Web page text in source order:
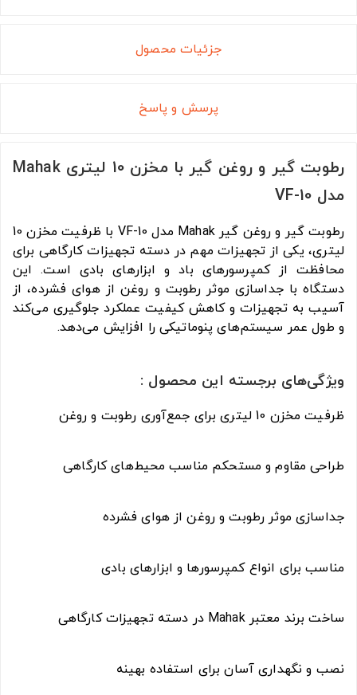
جزئیات محصول
پرسش و پاسخ
رطوبت گیر و روغن گیر با مخزن 10 لیتری Mahak
مدل VF-10
رطوبت گیر و روغن گیر Mahak مدل VF-10 با ظرفیت مخزن 10
لیتری، یکی از تجهیزات مهم در دسته تجهیزات کارگاهی برای
محافظت از کمپرسورهای باد و ابزارهای بادی است. این
دستگاه با جداسازی موثر رطوبت و روغن از هوای فشرده، از
آسیب به تجهیزات و کاهش کیفیت عملکرد جلوگیری می‌کند
و طول عمر سیستم‌های پنوماتیکی را افزایش می‌دهد.
ویژگی‌های برجسته این محصول :
ظرفیت مخزن 10 لیتری برای جمع‌آوری رطوبت و روغن
طراحی مقاوم و مستحکم مناسب محیط‌های کارگاهی
جداسازی موثر رطوبت و روغن از هوای فشرده
مناسب برای انواع کمپرسورها و ابزارهای بادی
ساخت برند معتبر Mahak در دسته تجهیزات کارگاهی
نصب و نگهداری آسان برای استفاده بهینه